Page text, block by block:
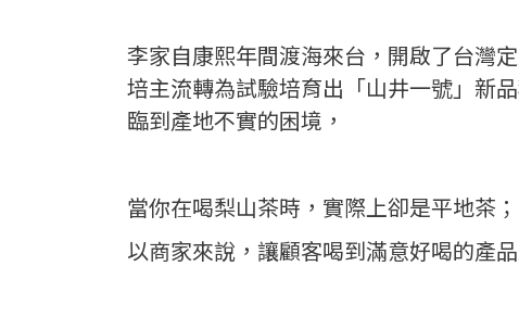
李家自康熙年間渡海來台，開啟了台灣
培主流轉為試驗培育出「山井一號」新
臨到產地不實的困境，
當你在喝梨山茶時，實際上卻是平地茶
以商家來說，讓顧客喝到滿意好喝的產